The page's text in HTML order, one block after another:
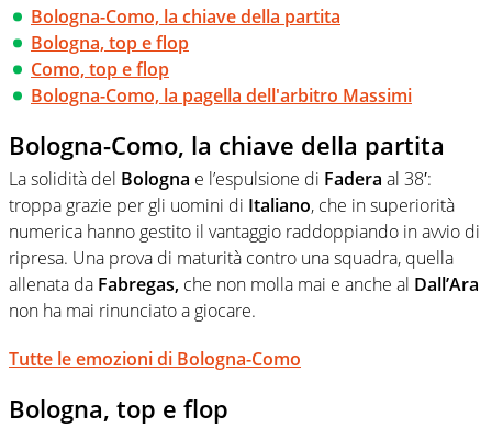
Bologna-Como, la chiave della partita
Bologna, top e flop
Como, top e flop
Bologna-Como, la pagella dell'arbitro Massimi
Bologna-Como, la chiave della partita
La solidità del Bologna e l’espulsione di Fadera al 38′:
troppa grazie per gli uomini di Italiano, che in superiorità
numerica hanno gestito il vantaggio raddoppiando in avvio di
ripresa. Una prova di maturità contro una squadra, quella
allenata da Fabregas, che non molla mai e anche al Dall’Ara
non ha mai rinunciato a giocare.
Tutte le emozioni di Bologna-Como
Bologna, top e flop